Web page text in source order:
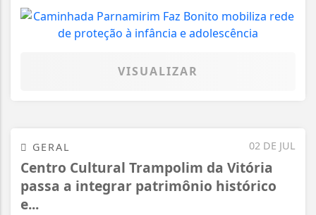
VISUALIZAR
02 DE JUL
GERAL
Centro Cultural Trampolim da Vitória
passa a integrar patrimônio histórico
e...